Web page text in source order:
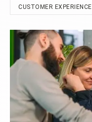
CUSTOMER EXPERIENCE